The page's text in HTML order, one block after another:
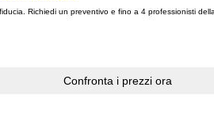
Richiedi un preventivo e fino a 4 professionisti